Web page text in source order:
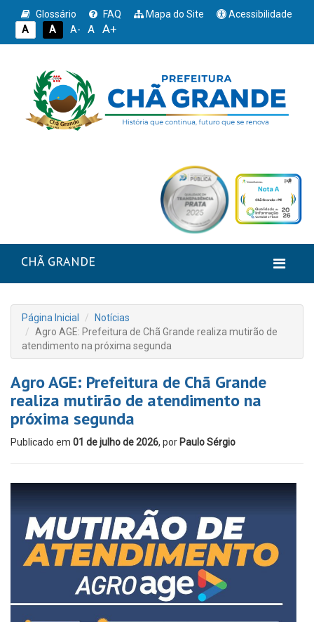
Glossário FAQ Mapa do Site
Acessibilidade
A
A A- A A+
CHÃ GRANDE
Página Inicial
Notícias
Agro AGE: Prefeitura de Chã Grande realiza mutirão de
atendimento na próxima segunda
Agro AGE: Prefeitura de Chã Grande
realiza mutirão de atendimento na
próxima segunda
Publicado em 01 de julho de 2026, por Paulo Sérgio